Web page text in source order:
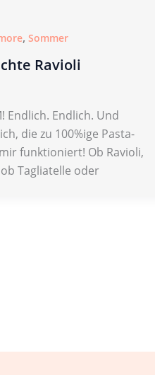
, Sommer
Ravioli
Endlich. Endlich. Und
die zu 100%ige Pasta-
funktioniert! Ob Ravioli,
Tagliatelle oder